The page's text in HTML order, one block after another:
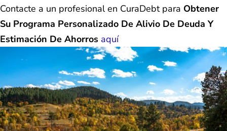
Contacte a un profesional en CuraDebt para Obtener
Su Programa Personalizado De Alivio De Deuda Y
Estimación De Ahorros aquí